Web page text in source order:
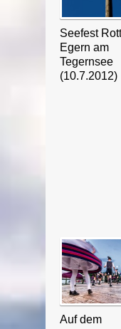
Seefest
Egern am
Tegernsee
(10.7.2012)
Auf dem